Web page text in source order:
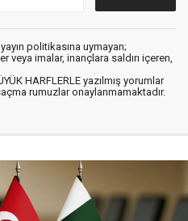
politikasına uymayan;
veya imalar, inançlara saldırı içeren,
HARFLERLE yazılmış yorumlar
rumuzlar onaylanmamaktadır.